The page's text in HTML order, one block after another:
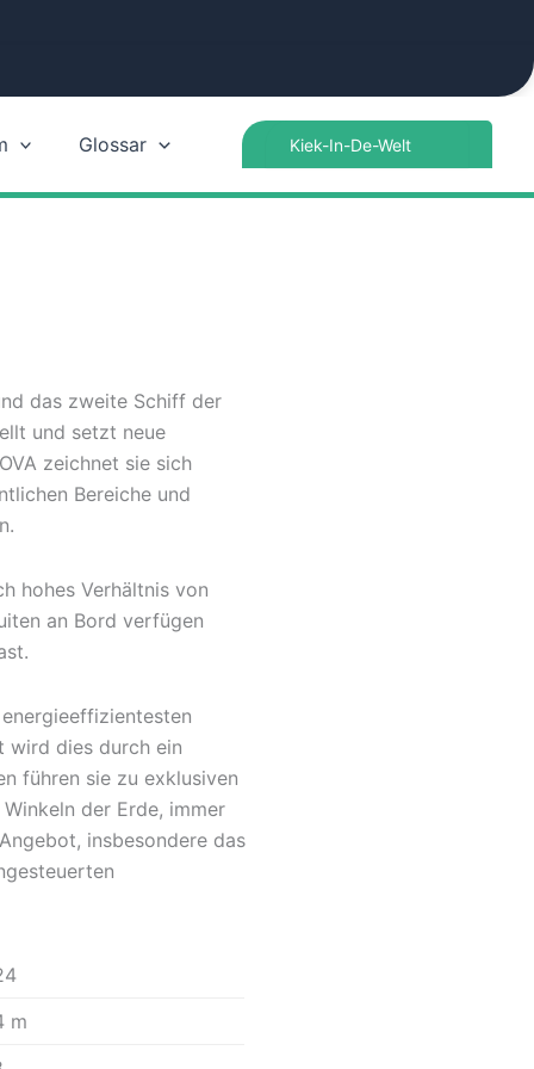
Glossar
das zweite Schiff der
und setzt neue
zeichnet sie sich
Bereiche und
hohes Verhältnis von
an Bord verfügen
wird dies durch ein
führen sie zu exklusiven
der Erde, immer
insbesondere das
m